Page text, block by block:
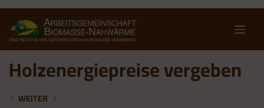
content
Holzenergiepreise vergeben
BIOMASSESTRATEGIE IN BEGUTACHTUNG
WEITER